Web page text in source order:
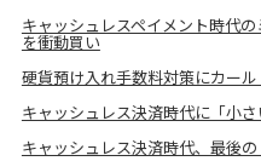
キャッシュレスペイメント時代
を衝動買い
硬貨預け入れ手数料対策にカー
キャッシュレス決済時代に「小
キャッシュレス決済時代、最後